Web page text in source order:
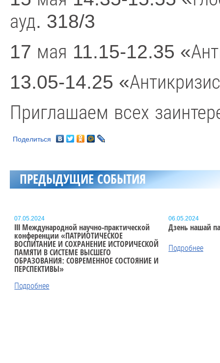
ауд. 318/3
17 мая 11.15-12.35
13.05-14.25
Приглашаем всех
Поделиться
ПРЕДЫДУЩИЕ СОБЫТИЯ
07.05.2024
III Международной научно-практической
конференции «ПАТРИОТИЧЕСКОЕ
ВОСПИТАНИЕ И СОХРАНЕНИЕ ИСТОРИЧЕСКОЙ
ПАМЯТИ В СИСТЕМЕ ВЫСШЕГО
ОБРАЗОВАНИЯ: СОВРЕМЕННОЕ СОСТОЯНИЕ И
ПЕРСПЕКТИВЫ»
Подробнее
06.05.2024
Дзень нашай
Подробнее